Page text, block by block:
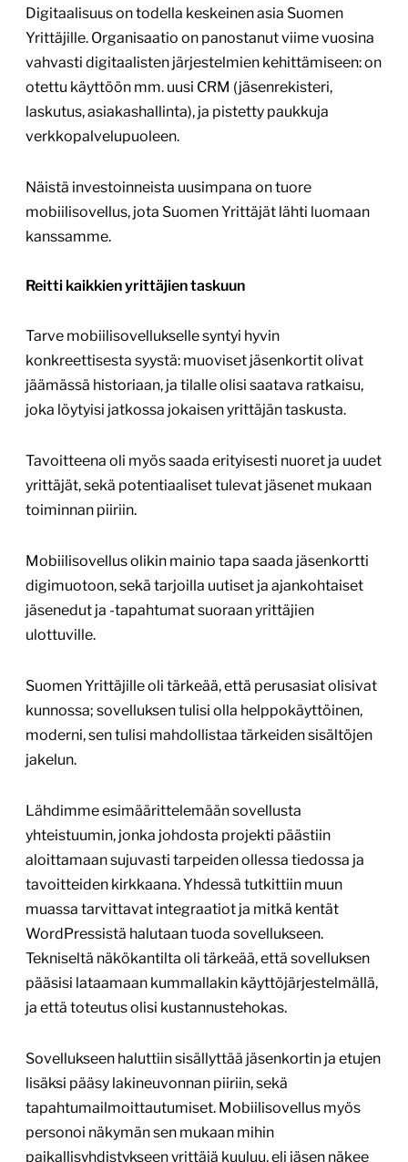
Digitaalisuus on todella keskeinen asia Suomen
Yrittäjille. Organisaatio on panostanut viime vuosina
vahvasti digitaalisten järjestelmien kehittämiseen: on
otettu käyttöön mm. uusi CRM (jäsenrekisteri,
laskutus, asiakashallinta), ja pistetty paukkuja
verkkopalvelupuoleen.
Näistä investoinneista uusimpana on tuore
mobiilisovellus, jota Suomen Yrittäjät lähti luomaan
kanssamme.
Reitti kaikkien yrittäjien taskuun
Tarve mobiilisovellukselle syntyi hyvin
konkreettisesta syystä: muoviset jäsenkortit olivat
jäämässä historiaan, ja tilalle olisi saatava ratkaisu,
joka löytyisi jatkossa jokaisen yrittäjän taskusta.
Tavoitteena oli myös saada erityisesti nuoret ja uudet
yrittäjät, sekä potentiaaliset tulevat jäsenet mukaan
toiminnan piiriin.
Mobiilisovellus olikin mainio tapa saada jäsenkortti
digimuotoon, sekä tarjoilla uutiset ja ajankohtaiset
jäsenedut ja -tapahtumat suoraan yrittäjien
ulottuville.
Suomen Yrittäjille oli tärkeää, että perusasiat olisivat
kunnossa; sovelluksen tulisi olla helppokäyttöinen,
moderni, sen tulisi mahdollistaa tärkeiden sisältöjen
jakelun.
Lähdimme esimäärittelemään sovellusta
yhteistuumin, jonka johdosta projekti päästiin
aloittamaan sujuvasti tarpeiden ollessa tiedossa ja
tavoitteiden kirkkaana. Yhdessä tutkittiin muun
muassa tarvittavat integraatiot ja mitkä kentät
WordPressistä halutaan tuoda sovellukseen.
Tekniseltä näkökantilta oli tärkeää, että sovelluksen
pääsisi lataamaan kummallakin käyttöjärjestelmällä,
ja että toteutus olisi kustannustehokas.
Sovellukseen haluttiin sisällyttää jäsenkortin ja etujen
lisäksi pääsy lakineuvonnan piiriin, sekä
tapahtumailmoittautumiset. Mobiilisovellus myös
personoi näkymän sen mukaan mihin
paikallisyhdistykseen yrittäjä kuuluu, eli jäsen näkee